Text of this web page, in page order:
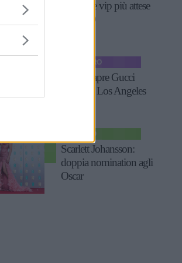
Le nozze vip più attese
del 2020
TEMPO LIBERO
Bottura apre Gucci
Osteria a Los Angeles
SPETTACOLO
Scarlett Johansson:
doppia nomination agli
Oscar